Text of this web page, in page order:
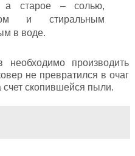
а старое – солью,
и стиральным
в воде.
необходимо производить
не превратился в очаг
счет скопившейся пыли.